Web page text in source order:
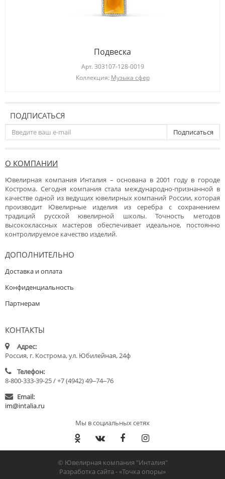
Подвеска
Арт. 303107-128-0019
Коллекция: Музыка сфер
ПОДПИСАТЬСЯ
Подписаться
О КОМПАНИИ
Ювелирная компания Инталия – основана в 2001 году в городе
Кострома. Сегодня компания стала международно-признанной в
качестве одной из ведущих ювелирных компаний России, которая
производит Ювелирные изделия из серебра с сохранением
традиций русской ювелирной школы. Точность методов
высококлассных мастеров обеспечивает идеальное, постоянно
контролируемое качество изделий.
ДОПОЛНИТЕЛЬНО
Доставка и оплата
Конфиденциальность
Партнерам
КОНТАКТЫ
Адрес:
Россия, г. Кострома, ул. Юбилейная, 24ф
Телефон:
8-800-333-39-25 / +7 (4942) 49‒74‒76
Email:
im@intalia.ru
Мы в социальных сетях
© Ювелирная компания "Инталия"
Разработка сайта -«Точка опоры»